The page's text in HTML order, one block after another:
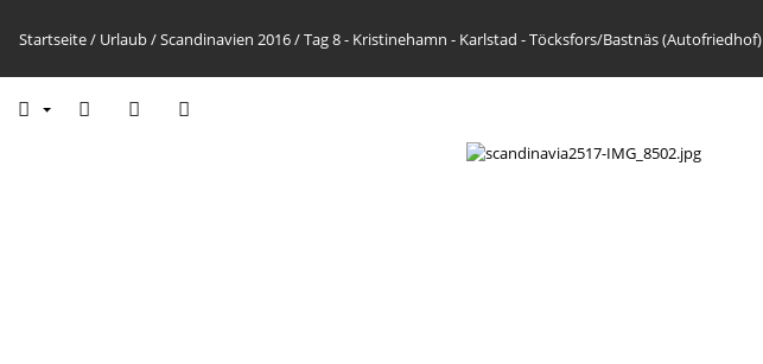
Startseite/ Urlaub/Scandinavien 2016/Tag 8 - Kristinehamn - Karlstad - Töcksfors/Bastnäs (Autofriedhof)